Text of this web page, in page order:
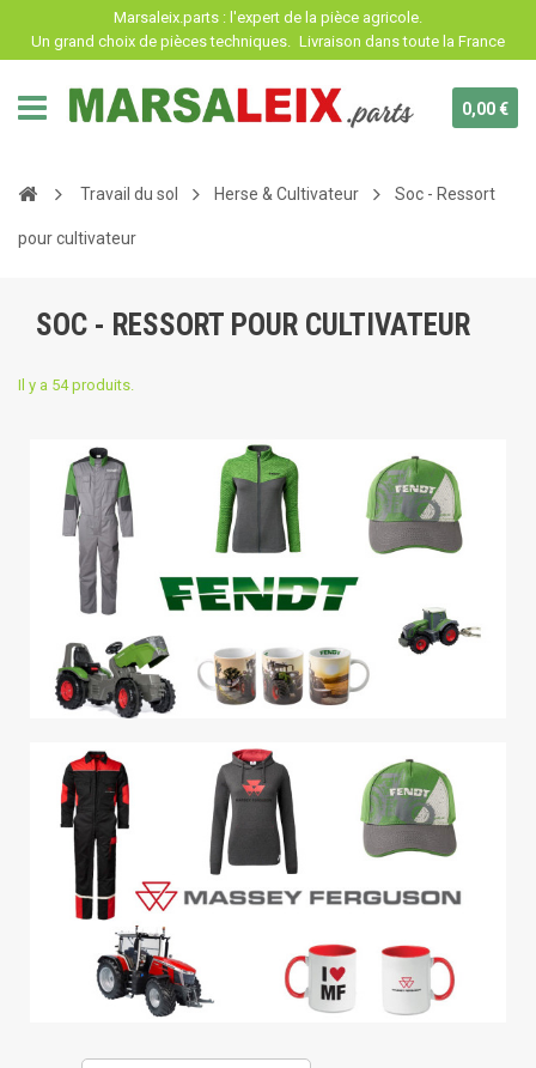
Marsaleix.parts : l'expert de la pièce agricole.
Un grand choix de pièces techniques. Livraison dans toute la France
0,00 €
Travail du sol Herse & Cultivateur Soc - Ressort
pour cultivateur
SOC - RESSORT POUR CULTIVATEUR
Il y a 54 produits.
Panneau de gestion des cookies